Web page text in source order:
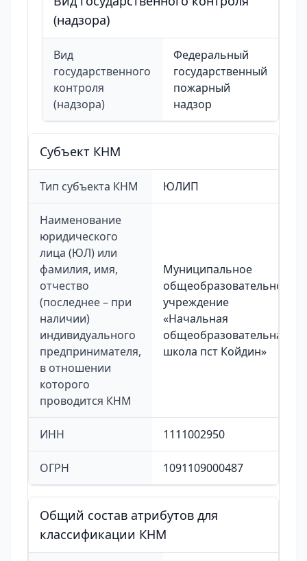
(надзора)
Вид
государственного
контроля
(надзора)
Федеральный
государственный
пожарный
надзор
Cубъект КНМ
Тип субъекта КНМ ЮЛИП
Наименование
юридического
лица (ЮЛ) или
фамилия, имя,
отчество
(последнее – при
наличии)
индивидуального
предпринимателя,
в отношении
которого
проводится КНМ
Муниципальное
общеобразовательное
учреждение
«Начальная
общеобразовательная
школа пст Койдин»
ИНН 1111002950
ОГРН 1091109000487
Общий состав атрибутов для
классификации КНМ